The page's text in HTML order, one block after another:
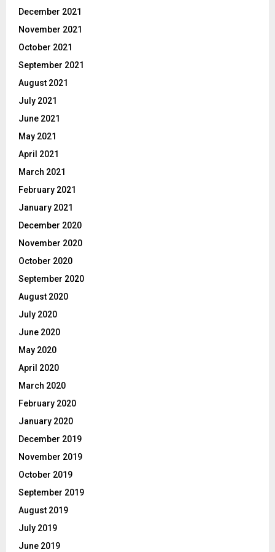
December 2021
November 2021
October 2021
September 2021
August 2021
July 2021
June 2021
May 2021
April 2021
March 2021
February 2021
January 2021
December 2020
November 2020
October 2020
September 2020
August 2020
July 2020
June 2020
May 2020
April 2020
March 2020
February 2020
January 2020
December 2019
November 2019
October 2019
September 2019
August 2019
July 2019
June 2019